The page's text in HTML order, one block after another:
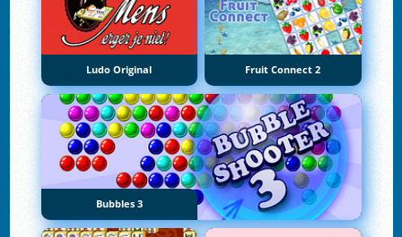
Ludo Original Fruit Connect 2
Bubbles 3